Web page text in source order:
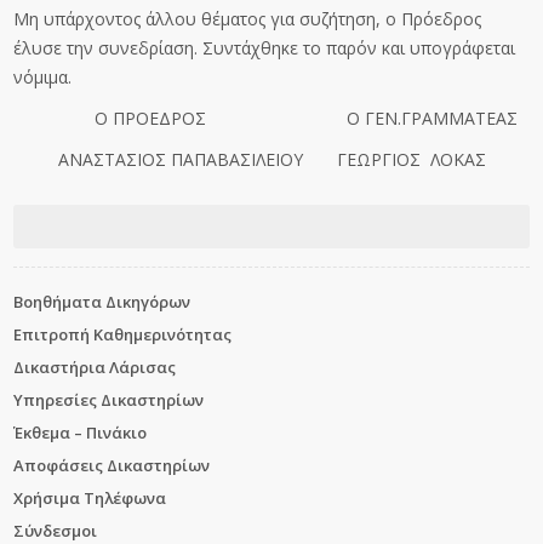
Μη υπάρχοντος άλλου θέματος για συζήτηση, ο Πρόεδρος
έλυσε την συνεδρίαση. Συντάχθηκε το παρόν και υπογράφεται
νόμιμα.
Ο ΠΡΟΕΔΡΟΣ Ο ΓΕΝ.ΓΡΑΜΜΑΤΕΑΣ
ΑΝΑΣΤΑΣΙΟΣ ΠΑΠΑΒΑΣΙΛΕΙΟΥ ΓΕΩΡΓΙΟΣ ΛΟΚΑΣ
Βοηθήματα Δικηγόρων
Επιτροπή Καθημερινότητας
Δικαστήρια Λάρισας
Υπηρεσίες Δικαστηρίων
Έκθεμα – Πινάκιο
Αποφάσεις Δικαστηρίων
Χρήσιμα Τηλέφωνα
Σύνδεσμοι